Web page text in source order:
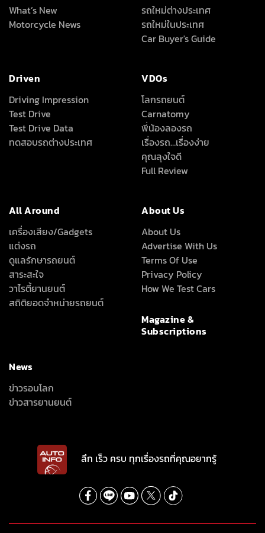
What’s New
Motorcycle News
รถใหม่ต่างประเทศ
รถใหม่ในประเทศ
Car Buyer's Guide
Driven
Driving Impression
Test Drive
Test Drive Data
ทดสอบรถต่างประเทศ
VDOs
โลกรถยนต์
Carnatomy
พี่น้องลองรถ
เรื่องรถ…เรื่องง่าย
คุณลุงใจดี
Full Review
All Around
เครื่องเสียง/Gadgets
แต่งรถ
ดูแลรักษารถยนต์
สาระสะใจ
วาไรตี้ยานยนต์
สถิติยอดจำหน่ายรถยนต์
About Us
About Us
Advertise With Us
Terms Of Use
Privacy Policy
How We Test Cars
Magazine &
Subscriptions
News
ข่าวรอบโลก
ข่าวสารยานยนต์
ลึก เร็ว ครบ ทุกเรื่องรถที่คุณอยากรู้